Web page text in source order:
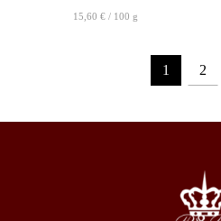
15,60 € / 100 g
1 2